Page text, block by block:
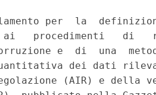
per  la
ai   procedimenti   di
e  di  una
dei dati
(AIR) e